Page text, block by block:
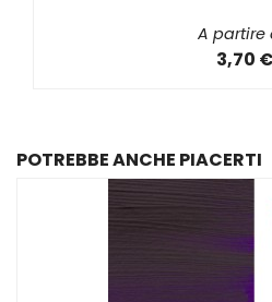
A partire
3,70 €
POTREBBE ANCHE PIACERTI